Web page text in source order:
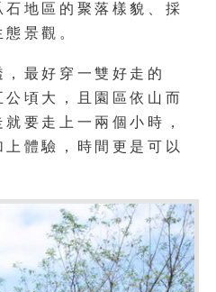
地區的聚落樣貌、採
景觀。
最好穿一雙好走的
頃大，且園區依山而
要走上一兩個小時，
體驗，時間更是可以